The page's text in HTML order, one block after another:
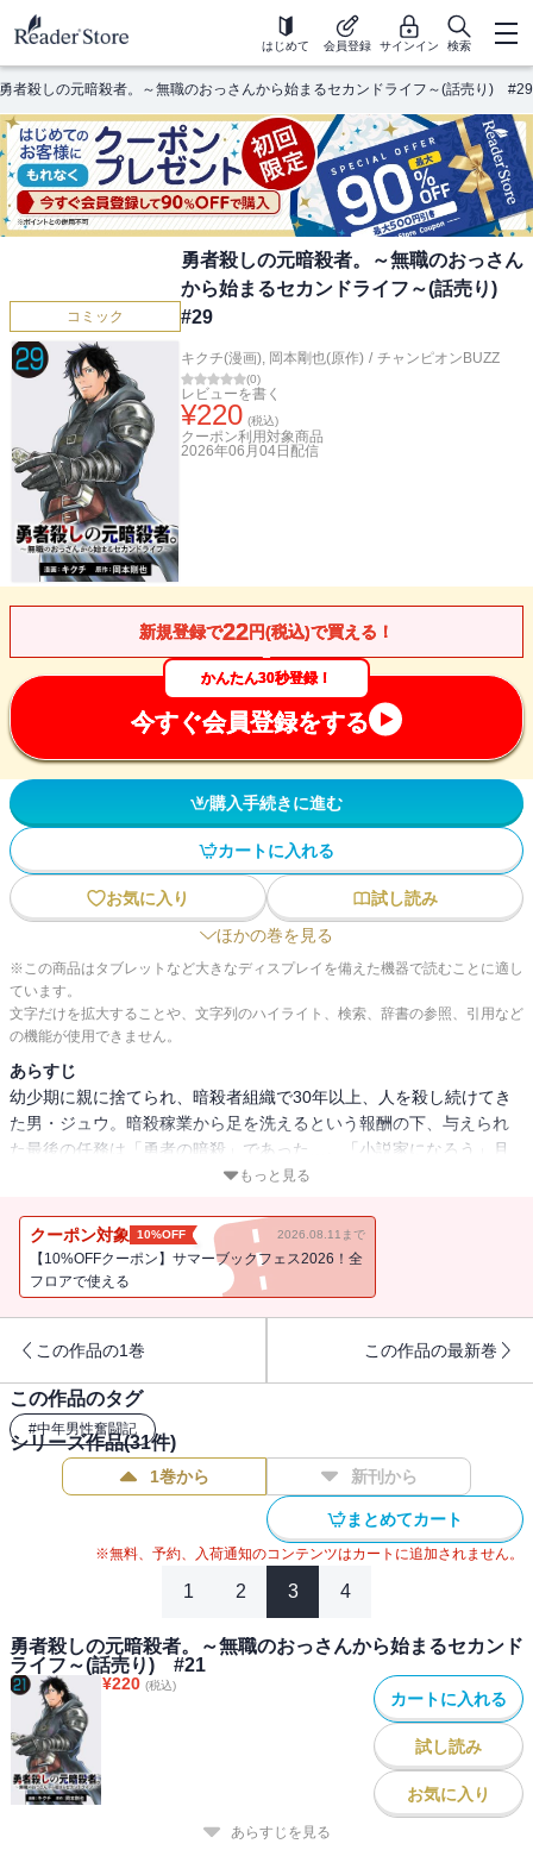
はじめて 会員登録 サインイン 検索
勇者殺しの元暗殺者。～無職のおっさんから始まるセカンドライフ～(話売り) #29
コミック
勇者殺しの元暗殺者。～無職のおっさん
から始まるセカンドライフ～(話売り)
#29
キクチ(漫画), 岡本剛也(原作) / チャンピオンBUZZ
(0)
レビューを書く
¥220 (税込)
クーポン利用対象商品
2026年06月04日 配信
新規登録で22円(税込)で買える！
かんたん30秒登録！
今すぐ会員登録をする
購入手続きに進む
カートに入れる
お気に入り
試し読み
ほかの巻を見る
※この商品はタブレットなど大きなディスプレイを備えた機器で読むことに適し
ています。
文字だけを拡大することや、文字列のハイライト、検索、辞書の参照、引用など
の機能が使用できません。
あらすじ
幼少期に親に捨てられ、暗殺者組織で30年以上、人を殺し続けてき
た男・ジュウ。暗殺稼業から足を洗えるという報酬の下、与えられ
た最後の任務は「勇者の暗殺」であった…。「小説家になろう」月
間ランキング第１位獲得！ 暗殺しか取り柄のない錆びれた中年が
もっと見る
クーポン対象 10%OFF 2026.08.11まで
【10%OFFクーポン】サマーブックフェス2026！全
フロアで使える
この作品の1巻 この作品の最新巻
この作品のタグ
#中年男性奮闘記
シリーズ作品(31件)
1巻から 新刊から
まとめてカート
※無料、予約、入荷通知のコンテンツはカートに追加されません。
1 2 3 4
勇者殺しの元暗殺者。～無職のおっさんから始まるセカンド
ライフ～(話売り) #21
¥220 (税込)
カートに入れる
試し読み
お気に入り
あらすじを見る